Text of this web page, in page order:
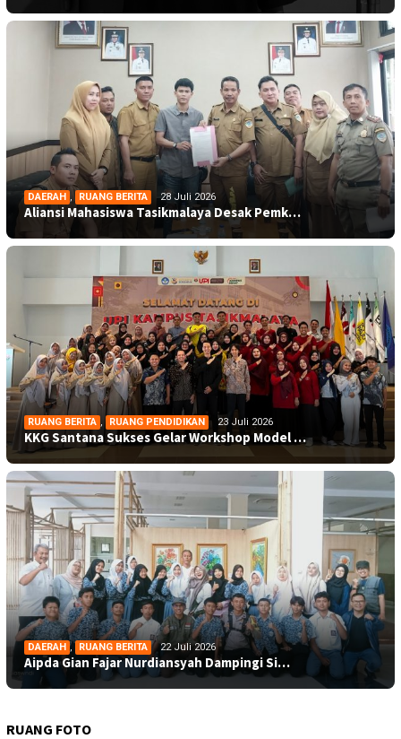
DAERAH , RUANG BERITA 28 Juli 2026
Aliansi Mahasiswa Tasikmalaya Desak Pemk…
RUANG BERITA , RUANG PENDIDIKAN 23 Juli 2026
KKG Santana Sukses Gelar Workshop Model …
DAERAH , RUANG BERITA 22 Juli 2026
Aipda Gian Fajar Nurdiansyah Dampingi Si…
RUANG FOTO